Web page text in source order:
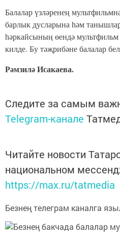
Балалар үзләренең
барлык дусларына һәм
һәркайсының өендә мультфильм
килде. Бу тәҗрибәне балалар
Рәмзилә Исакаева.
Следите за самым
Telegram-канале
Читайте новости
национальном
https://max.ru/tatmedia
Безнең телеграм каналга